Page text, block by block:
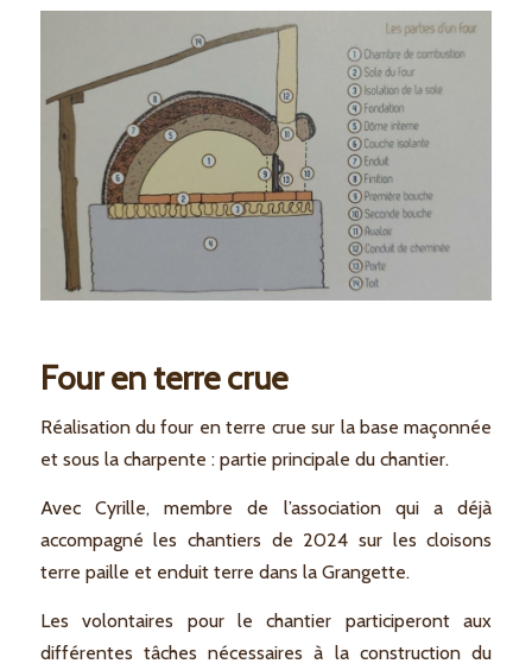
Four en terre crue
Réalisation du four en terre crue sur la base maçonnée
et sous la charpente : partie principale du chantier.
Avec Cyrille, membre de l’association qui a déjà
accompagné les chantiers de 2024 sur les cloisons
terre paille et enduit terre dans la Grangette.
Les volontaires pour le chantier participeront aux
différentes tâches nécessaires à la construction du